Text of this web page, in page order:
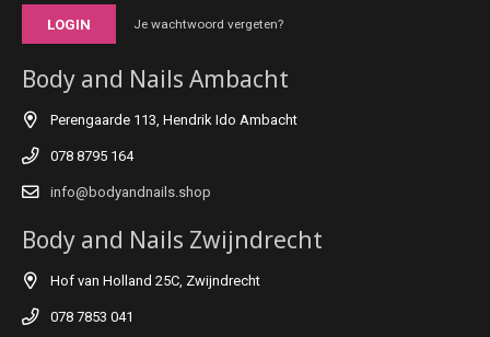
LOGIN Je wachtwoord vergeten?
Body and Nails Ambacht
Perengaarde 113, Hendrik Ido Ambacht
078 8795 164
info@bodyandnails.shop
Body and Nails Zwijndrecht
Hof van Holland 25C, Zwijndrecht
078 7853 041